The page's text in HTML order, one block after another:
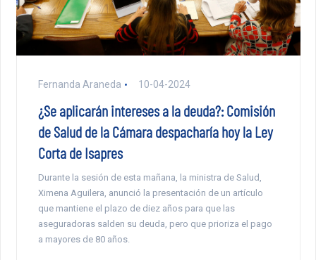
Fernanda Araneda 10-04-2024
¿Se aplicarán intereses a la deuda?: Comisión
de Salud de la Cámara despacharía hoy la Ley
Corta de Isapres
Durante la sesión de esta mañana, la ministra de Salud,
Ximena Aguilera, anunció la presentación de un artículo
que mantiene el plazo de diez años para que las
aseguradoras salden su deuda, pero que prioriza el pago
a mayores de 80 años.